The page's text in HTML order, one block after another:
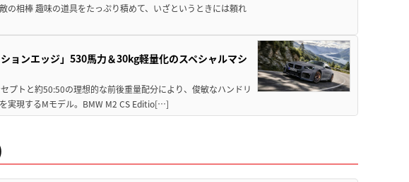
の相棒 趣味の道具をたっぷり積めて、いざというときには頼れ
ョンエッジ」530馬力＆30kg軽量化のスペシャルマシ
プトと約50:50の理想的な前後重量配分により、俊敏なハンドリ
実現するMモデル。BMW M2 CS Editio[…]